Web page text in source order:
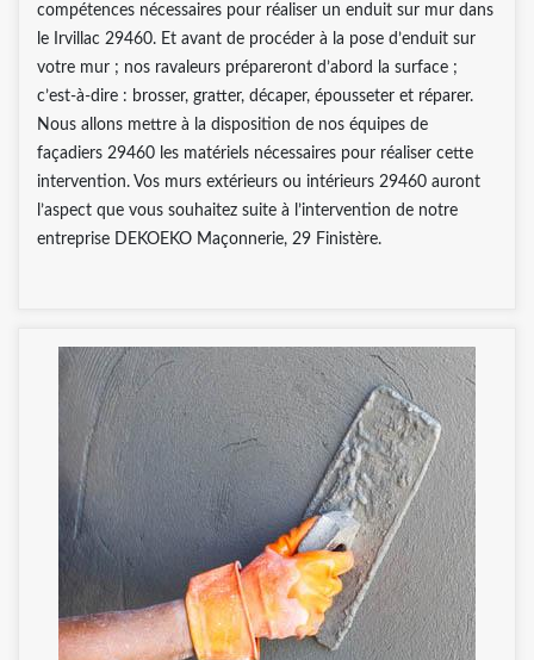
compétences nécessaires pour réaliser un enduit sur mur dans
le Irvillac 29460. Et avant de procéder à la pose d’enduit sur
votre mur ; nos ravaleurs prépareront d’abord la surface ;
c’est-à-dire : brosser, gratter, décaper, épousseter et réparer.
Nous allons mettre à la disposition de nos équipes de
façadiers 29460 les matériels nécessaires pour réaliser cette
intervention. Vos murs extérieurs ou intérieurs 29460 auront
l’aspect que vous souhaitez suite à l’intervention de notre
entreprise DEKOEKO Maçonnerie, 29 Finistère.